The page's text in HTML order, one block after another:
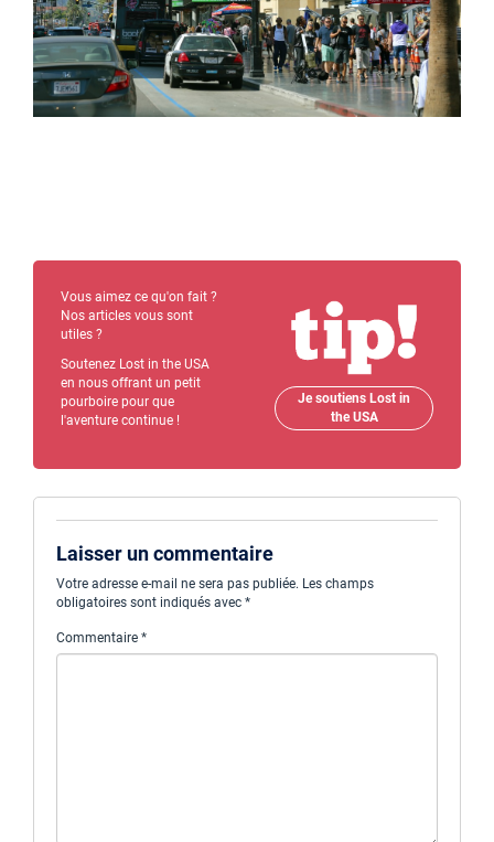
Vous aimez ce qu'on fait ?
Nos articles vous sont
utiles ?
Soutenez Lost in the USA
en nous offrant un petit
pourboire pour que
l'aventure continue !
Je soutiens Lost in
the USA
Laisser un commentaire
Votre adresse e-mail ne sera pas publiée. Les champs
obligatoires sont indiqués avec *
Commentaire *